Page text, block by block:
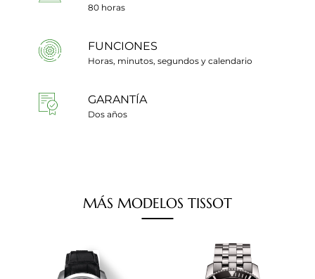
80 horas
FUNCIONES
Horas, minutos, segundos y calendario
GARANTÍA
Dos años
MÁS MODELOS TISSOT